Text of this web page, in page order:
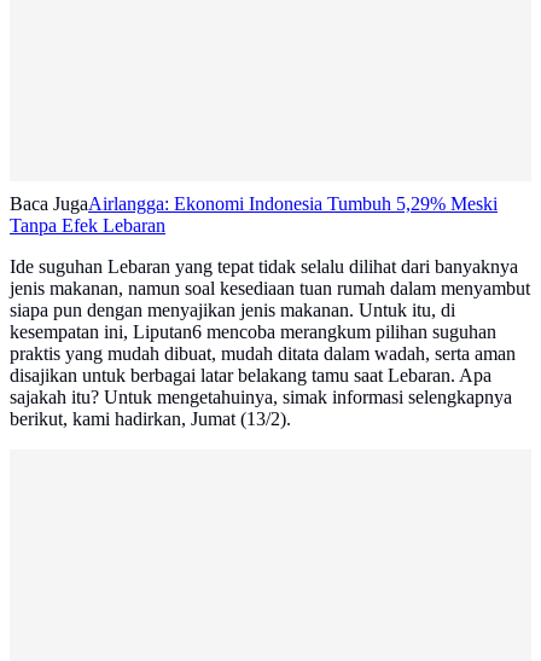
Baca JugaAirlangga: Ekonomi Indonesia Tumbuh 5,29% Meski
Tanpa Efek Lebaran
Ide suguhan Lebaran yang tepat tidak selalu dilihat dari banyaknya
jenis makanan, namun soal kesediaan tuan rumah dalam menyambut
siapa pun dengan menyajikan jenis makanan. Untuk itu, di
kesempatan ini, Liputan6 mencoba merangkum pilihan suguhan
praktis yang mudah dibuat, mudah ditata dalam wadah, serta aman
disajikan untuk berbagai latar belakang tamu saat Lebaran. Apa
sajakah itu? Untuk mengetahuinya, simak informasi selengkapnya
berikut, kami hadirkan, Jumat (13/2).